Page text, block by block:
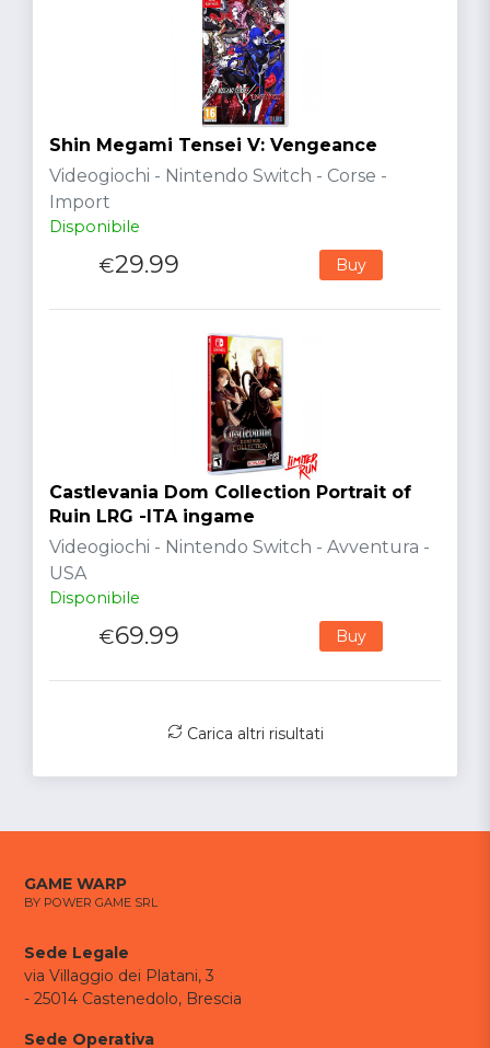
Shin Megami Tensei V: Vengeance
Videogiochi - Nintendo Switch - Corse -
Import
Disponibile
€29.99 Buy
Castlevania Dom Collection Portrait of
Ruin LRG -ITA ingame
Videogiochi - Nintendo Switch - Avventura -
USA
Disponibile
€69.99 Buy
Carica altri risultati
GAME WARP
BY POWER GAME SRL
Sede Legale
via Villaggio dei Platani, 3
- 25014 Castenedolo, Brescia
Sede Operativa